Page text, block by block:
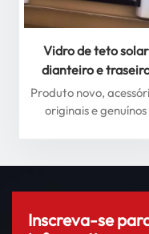
Vidro de teto solar
dianteiro e
premium para Li
Série L – Melhore sua
Produto novo,
originais e genuínos
Inscreva-se